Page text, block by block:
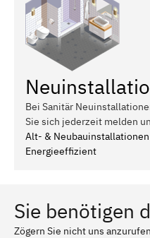
Bei Sanitär
Sie sich jederzeit melden
Alt- & Neubauinstallationen
Energieeffizient
Sie benötigen
Zögern Sie nicht uns